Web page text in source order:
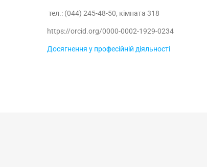
тел.: (044) 245-48-50, кімната 318
https://orcid.org/0000-0002-1929-0234
Досягнення у професійній діяльності